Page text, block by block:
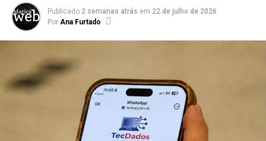
Publicado 2 semanas atrás em 22 de julho de 2026
Por Ana Furtado